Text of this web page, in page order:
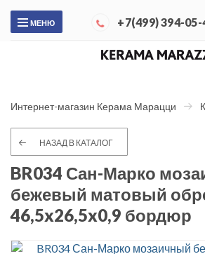
МЕНЮ +7(499) 394-05-
Интернет-магазин Керама Марацци
НАЗАД В КАТАЛОГ
BR034 Сан-Марко
бежевый матовый
46,5x26,5x0,9 бордюр